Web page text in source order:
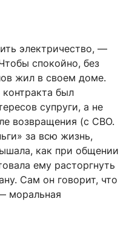
электричество, —
спокойно, без
жил в своем доме.
контракта был
супруги, а не
возвращения (с СВО.
за всю жизнь,
как при общении
ему расторгнуть
Сам он говорит, что
моральная